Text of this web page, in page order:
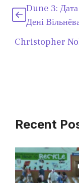
Dune 3: Дата
Дені
Christopher
Recent